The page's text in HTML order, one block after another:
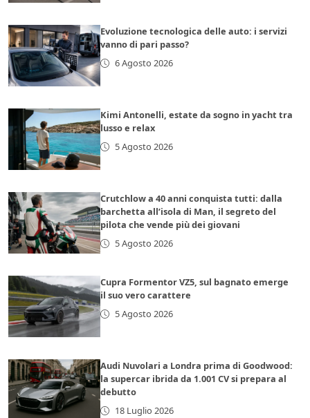
Evoluzione tecnologica delle auto: i servizi
vanno di pari passo?
6 Agosto 2026
Kimi Antonelli, estate da sogno in yacht tra
lusso e relax
5 Agosto 2026
Crutchlow a 40 anni conquista tutti: dalla
barchetta all’isola di Man, il segreto del
pilota che vende più dei giovani
5 Agosto 2026
Cupra Formentor VZ5, sul bagnato emerge
il suo vero carattere
5 Agosto 2026
Audi Nuvolari a Londra prima di Goodwood:
la supercar ibrida da 1.001 CV si prepara al
debutto
18 Luglio 2026